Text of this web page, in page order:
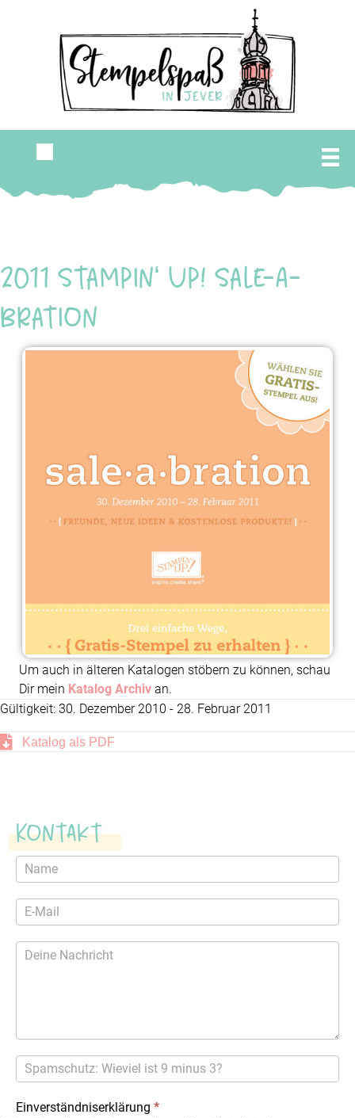
2011 Stampin‘ Up! Sale-A-
Bration
Um auch in älteren Katalogen stöbern zu können, schau
Dir mein Katalog Archiv an.
Gültigkeit: 30. Dezember 2010 - 28. Februar 2011
Katalog als PDF
Kontakt
Kontaktformular
Einverständniserklärung *